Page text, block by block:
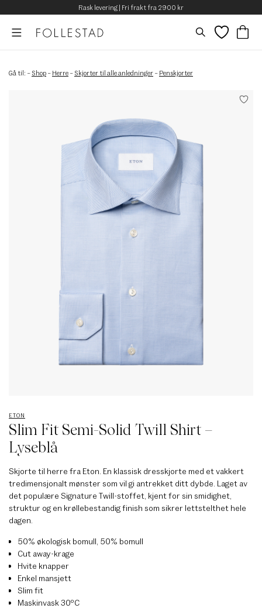
Rask levering | Fri frakt fra 2900 kr
Gå til: – Shop – Herre – Skjorter til alle anledninger – Penskjorter
ETON
Slim Fit Semi-Solid Twill Shirt –
Lyseblå
Skjorte til herre fra Eton. En klassisk dresskjorte med et vakkert
tredimensjonalt mønster som vil gi antrekket ditt dybde. Laget av
det populære Signature Twill-stoffet, kjent for sin smidighet,
struktur og en krøllebestandig finish som sikrer lettstelthet hele
dagen.
50% økologisk bomull, 50% bomull
Cut away-krage
Hvite knapper
Enkel mansjett
Slim fit
Maskinvask 30ºC